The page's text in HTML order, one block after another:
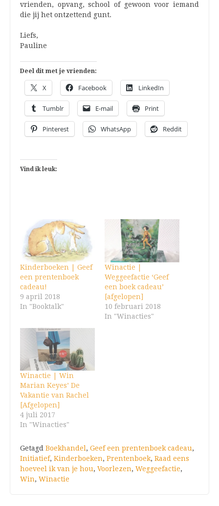
vrienden, opvang, school of gewoon voor iemand
die jij het ontzettend gunt.
Liefs,
Pauline
Deel dit met je vrienden:
X Facebook LinkedIn
Tumblr E-mail Print
Pinterest WhatsApp Reddit
Vind ik leuk:
Kinderboeken | Geef
een prentenboek
cadeau!
9 april 2018
In "Booktalk"
Winactie |
Weggeefactie ‘Geef
een boek cadeau’
[afgelopen]
10 februari 2018
In "Winacties"
Winactie | Win
Marian Keyes’ De
Vakantie van Rachel
[Afgelopen]
4 juli 2017
In "Winacties"
Getagd Boekhandel , Geef een prentenboek cadeau,
Initiatief, Kinderboeken, Prentenboek, Raad eens
hoeveel ik van je hou, Voorlezen, Weggeefactie,
Win, Winactie